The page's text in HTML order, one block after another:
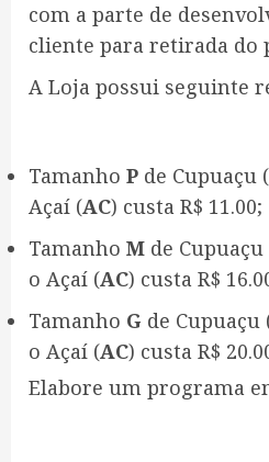
com a parte de
cliente para retirada do
A Loja possui seguinte
Tamanho P de Cupuaçu (
Açaí (AC) custa R$ 11.00;
Tamanho M de Cupuaçu
o Açaí (AC) custa R$
Tamanho G de Cupuaçu
o Açaí (AC) custa R$
Elabore um programa